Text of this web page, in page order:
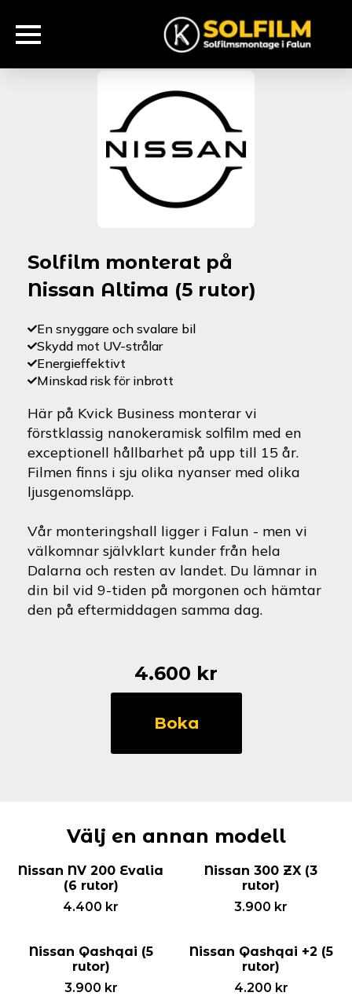
Solfilm monterat på
Nissan Altima (5 rutor)
En snyggare och svalare bil
Skydd mot UV-strålar
Energieffektivt
Minskad risk för inbrott
Här på Kvick Business monterar vi
förstklassig nanokeramisk solfilm med en
exceptionell hållbarhet på upp till 15 år.
Filmen finns i sju olika nyanser med olika
ljusgenomsläpp.
Vår monteringshall ligger i Falun - men vi
välkomnar självklart kunder från hela
Dalarna och resten av landet. Du lämnar in
din bil vid 9-tiden på morgonen och hämtar
den på eftermiddagen samma dag.
4.600 kr
Nissan
mängd
Boka
Välj en annan modell
Nissan NV 200 Evalia
(6 rutor)
4.400 kr
Nissan 300 ZX (3
rutor)
3.900 kr
Nissan Qashqai (5
rutor)
3.900 kr
Nissan Qashqai +2 (5
rutor)
4.200 kr